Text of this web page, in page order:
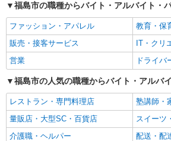
産休・育休取得実績あり
福島市の職種からバイト・アルバイト・
ファッション・アパレル
教育・保
販売・接客サービス
IT・クリ
営業
ドライバ
福島市の人気の職種からバイト・アルバ
レストラン・専門料理店
塾講師・
量販店・大型SC・百貨店
スイーツ
介護職・ヘルパー
配送・配